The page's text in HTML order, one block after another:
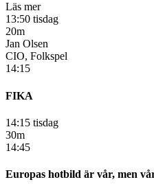
Läs mer
13:50 tisdag
20m
Jan Olsen
CIO, Folkspel
14:15
FIKA
14:15 tisdag
30m
14:45
Europas hotbild är vår, men